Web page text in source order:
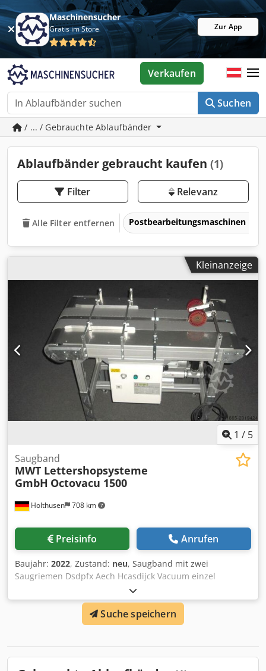
Maschinensucher
Gratis im Store Zur App
Suchen
Verkaufen
/ ... / Gebrauchte Ablaufbänder
Ablaufbänder gebraucht kaufen (1)
Filter Relevanz
Alle Filter entfernen Postbearbeitungsmaschinen
Kleinanzeige
1 / 5
Holthusen 708 km
Saugband
MWT Lettershopsysteme
GmbH Octovacu 1500
Preisinfo Anrufen
Baujahr: 2022, Zustand: neu, Saugband mit zwei
Saugriemen Dsdpfx Aech Hcasdijck Vacuum einzel
einstellbar Geschwindigkeit bis 160m/min Geschwindigkeit
stufenlos regelbar Hoehe verstellbar auch lieferbar mit
anderen Laengen InkjetbasisSuche speichern